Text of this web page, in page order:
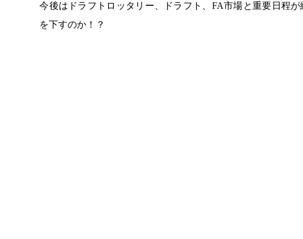
今後はドラフトロッタリー、ドラフト、FA市場と重要日程
を下すのか！？